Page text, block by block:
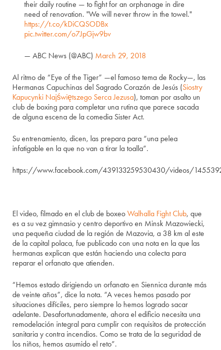
their daily routine — to fight for an orphanage in dire
need of renovation. "We will never throw in the towel."
https://t.co/kDiCQSODBx
pic.twitter.com/o7JpGjw9bv
— ABC News (@ABC) March 29, 2018
Al ritmo de “Eye of the Tiger” —el famoso tema de Rocky—, las
Hermanas Capuchinas del Sagrado Corazón de Jesús (Siostry
Kapucynki Najświętszego Serca Jezusa), toman por asalto un
club de boxing para completar una rutina que parece sacada
de alguna escena de la comedia Sister Act.
Su entrenamiento, dicen, las prepara para “una pelea
infatigable en la que no van a tirar la toalla”.
https://www.facebook.com/439133259530430/videos/
El video, filmado en el club de boxeoWalhalla Fight Club, que
es a su vez gimnasio y centro deportivo en Minsk Mazowiecki,
una pequeña ciudad de la región de Mazovia, a 38 km al este
de la capital polaca, fue publicado con una nota en la que las
hermanas explican que están haciendo una colecta para
reparar el orfanato que atienden.
“Hemos estado dirigiendo un orfanato en Siennica durante más
de veinte años”, dice la nota. “A veces hemos pasado por
situaciones difíciles, pero siempre lo hemos logrado sacar
adelante. Desafortunadamente, ahora el edificio necesita una
remodelación integral para cumplir con requisitos de protección
sanitaria y contra incendios. Como se trata de la seguridad de
los niños, hemos asumido el reto”.